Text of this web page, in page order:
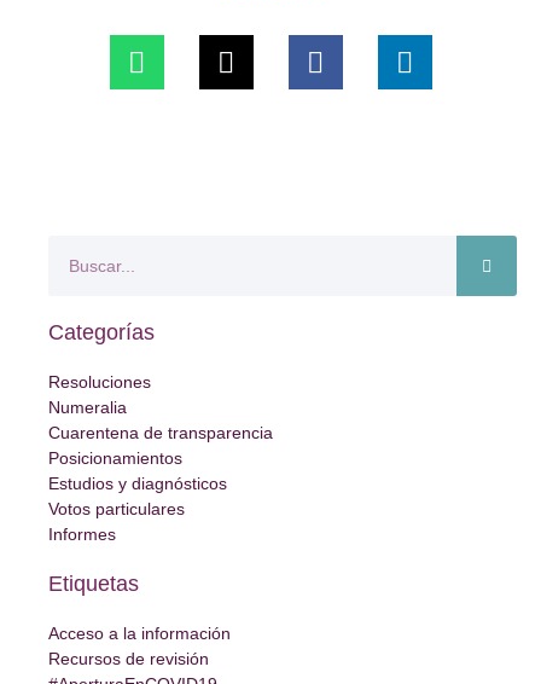
Categorías
Resoluciones
Numeralia
Cuarentena de transparencia
Posicionamientos
Estudios y diagnósticos
Votos particulares
Informes
Etiquetas
Acceso a la información
Recursos de revisión